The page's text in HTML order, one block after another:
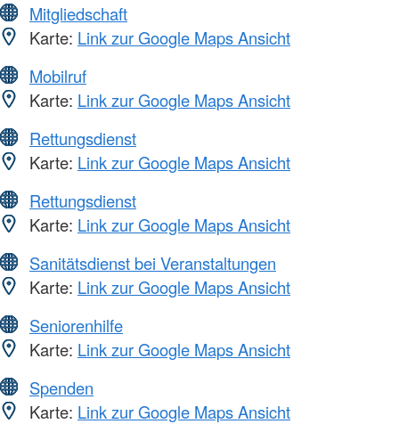
Mitgliedschaft
Karte: Link zur Google Maps Ansicht
Mobilruf
Karte: Link zur Google Maps Ansicht
Rettungsdienst
Karte: Link zur Google Maps Ansicht
Rettungsdienst
Karte: Link zur Google Maps Ansicht
Sanitätsdienst bei Veranstaltungen
Karte: Link zur Google Maps Ansicht
Seniorenhilfe
Karte: Link zur Google Maps Ansicht
Spenden
Karte: Link zur Google Maps Ansicht